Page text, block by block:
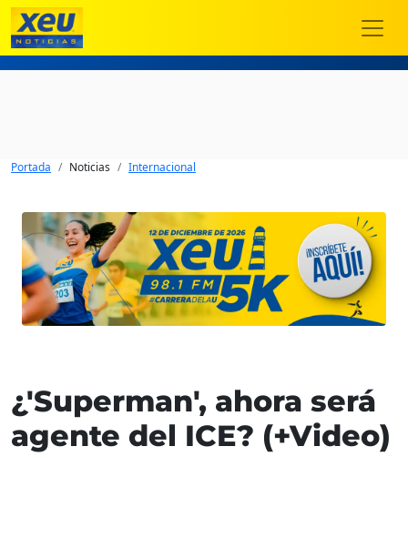
Portada Noticias Internacional
¿'Superman', ahora será
agente del ICE? (+Video)